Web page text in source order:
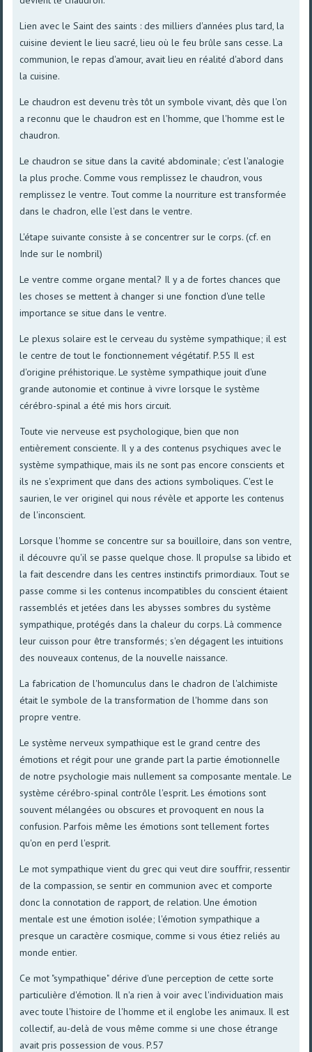
Lien avec le Saint des saints : des milliers d'années plus tard, la
cuisine devient le lieu sacré, lieu où le feu brûle sans cesse. La
communion, le repas d'amour, avait lieu en réalité d'abord dans
la cuisine.
Le chaudron est devenu très tôt un symbole vivant, dès que l'on
a reconnu que le chaudron est en l'homme, que l'homme est le
chaudron.
Le chaudron se situe dans la cavité abdominale; c'est l'analogie
la plus proche. Comme vous remplissez le chaudron, vous
remplissez le ventre. Tout comme la nourriture est transformée
dans le chadron, elle l'est dans le ventre.
L'étape suivante consiste à se concentrer sur le corps. (cf. en
Inde sur le nombril)
Le ventre comme organe mental? Il y a de fortes chances que
les choses se mettent à changer si une fonction d'une telle
importance se situe dans le ventre.
Le plexus solaire est le cerveau du système sympathique; il est
le centre de tout le fonctionnement végétatif. P.55 Il est
d'origine préhistorique. Le système sympathique jouit d'une
grande autonomie et continue à vivre lorsque le système
cérébro-spinal a été mis hors circuit.
Toute vie nerveuse est psychologique, bien que non
entièrement consciente. Il y a des contenus psychiques avec le
système sympathique, mais ils ne sont pas encore conscients et
ils ne s'expriment que dans des actions symboliques. C'est le
saurien, le ver originel qui nous révèle et apporte les contenus
de l'inconscient.
Lorsque l'homme se concentre sur sa bouilloire, dans son ventre,
il découvre qu'il se passe quelque chose. Il propulse sa libido et
la fait descendre dans les centres instinctifs primordiaux. Tout se
passe comme si les contenus incompatibles du conscient étaient
rassemblés et jetées dans les abysses sombres du système
sympathique, protégés dans la chaleur du corps. Là commence
leur cuisson pour être transformés; s'en dégagent les intuitions
des nouveaux contenus, de la nouvelle naissance.
La fabrication de l'homunculus dans le chadron de l'alchimiste
était le symbole de la transformation de l'homme dans son
propre ventre.
Le système nerveux sympathique est le grand centre des
émotions et régit pour une grande part la partie émotionnelle
de notre psychologie mais nullement sa composante mentale. Le
système cérébro-spinal contrôle l'esprit. Les émotions sont
souvent mélangées ou obscures et provoquent en nous la
confusion. Parfois même les émotions sont tellement fortes
qu'on en perd l'esprit.
Le mot sympathique vient du grec qui veut dire souffrir, ressentir
de la compassion, se sentir en communion avec et comporte
donc la connotation de rapport, de relation. Une émotion
mentale est une émotion isolée; l'émotion sympathique a
presque un caractère cosmique, comme si vous étiez reliés au
monde entier.
Ce mot "sympathique" dérive d'une perception de cette sorte
particulière d'émotion. Il n'a rien à voir avec l'individuation mais
avec toute l'histoire de l'homme et il englobe les animaux. Il est
collectif, au-delà de vous même comme si une chose étrange
avait pris possession de vous. P.57